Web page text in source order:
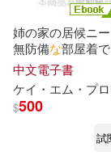
姉の家の居候ニ
無防備な部屋着
ナニー誘惑!! 完全
中文電子書
ケイ・エム・プ
$500
試